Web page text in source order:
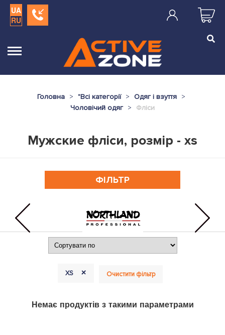
UA
RU
Головна "Всі категорії
Одяг і взуття
Чоловічий одяг
Фліси
Мужские фліси, розмір - xs
ФІЛЬТР
XS + Очистити фільтр
Немає продуктів з такими параметрами